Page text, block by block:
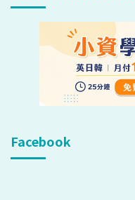
Facebook